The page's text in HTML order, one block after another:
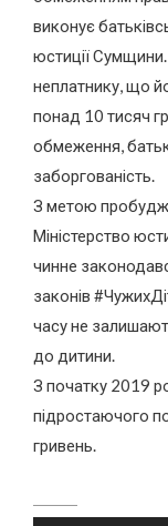
виконує
юстиції
неплатнику, що
понад 10 тисяч
обмеження,
заборгованість.
З метою
Міністерство
чинне
законів
часу не
до дитини.
З початку 2019
підростаючого
гривень.